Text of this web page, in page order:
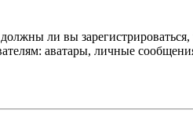
ли вы
аватары, личные